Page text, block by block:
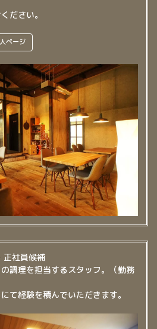
ださい。
ページ
社員候補
調理を担当するスタッフ。（勤務
て経験を積んでいただきます。